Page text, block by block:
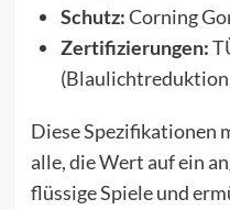
Schutz:Corning
Zertifizierungen:
Diese Spezifikationen
alle, die Wert auf ein
flüssige Spiele und